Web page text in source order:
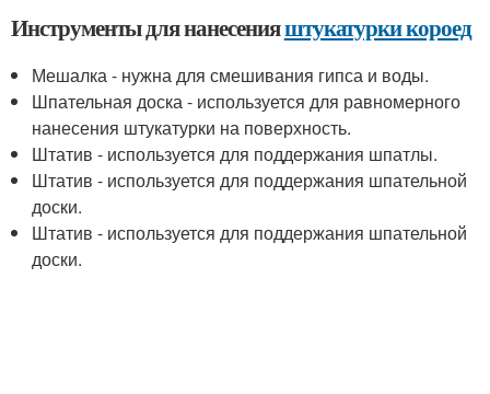
Инструменты для нанесенияштукатурки короед
Мешалка - нужна для смешивания гипса и воды.
Шпательная доска - используется для равномерного
нанесения штукатурки на поверхность.
Штатив - используется для поддержания шпатлы.
Штатив - используется для поддержания шпательной
доски.
Штатив - используется для поддержания шпательной
доски.